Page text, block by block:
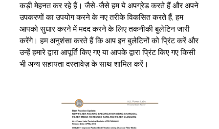
कड़ी मेहनत कर रहे हैं। जैसे-जैसे हम ये अपग्रेड करते हैं और अपने
उपकरणों का उपयोग करने के नए तरीके विकसित करते हैं, हम
आपको सुधार करने में मदद करने के लिए तकनीकी बुलेटिन जारी
करेंगे। हम अनुशंसा करते हैं कि आप इन बुलेटिनों को प्रिंट करें और
उन्हें हमारे द्वारा आपूर्ति किए गए या आपके द्वारा प्रिंट किए गए किसी
भी अन्य सहायता दस्तावेज़ के साथ शामिल करें।